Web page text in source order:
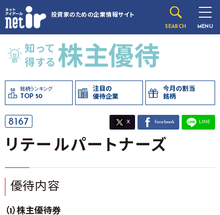
投資家のための企業情報サイト
SEARCH MENU
銘柄ランキング
TOP 50
注目の
優待企業
今月の割当
銘柄
8167 X facebook LINE
リテールパートナーズ
優待内容
（1）株主優待券